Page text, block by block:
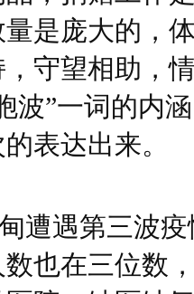
是庞大的，
守望相助，
波”一词的内
表达出来。
遭遇第三波
也在三位数